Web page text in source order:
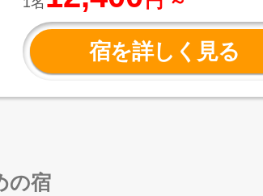
宿を詳しく見る
の宿